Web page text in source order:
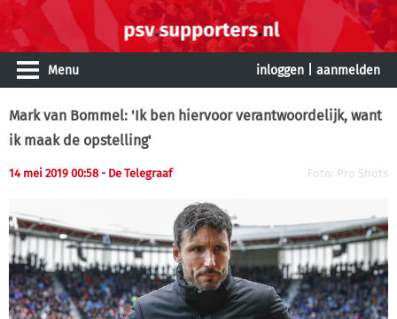
Menu inloggen aanmelden
Mark van Bommel: 'Ik ben hiervoor verantwoordelijk, want
ik maak de opstelling'
14 mei 2019 00:58 - De Telegraaf Foto: Pro Shots